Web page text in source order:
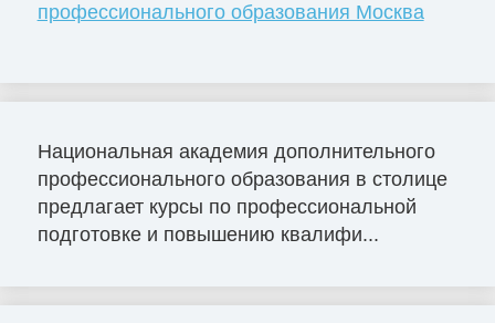
профессионального образования Москва
Национальная академия дополнительного
профессионального образования в столице
предлагает курсы по профессиональной
подготовке и повышению квалифи...